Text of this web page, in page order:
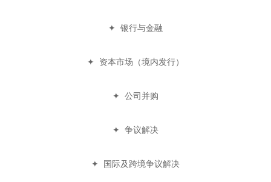
✦ 银行与金融
✦ 资本市场（境内发行）
✦ 公司并购
✦ 争议解决
✦ 国际及跨境争议解决